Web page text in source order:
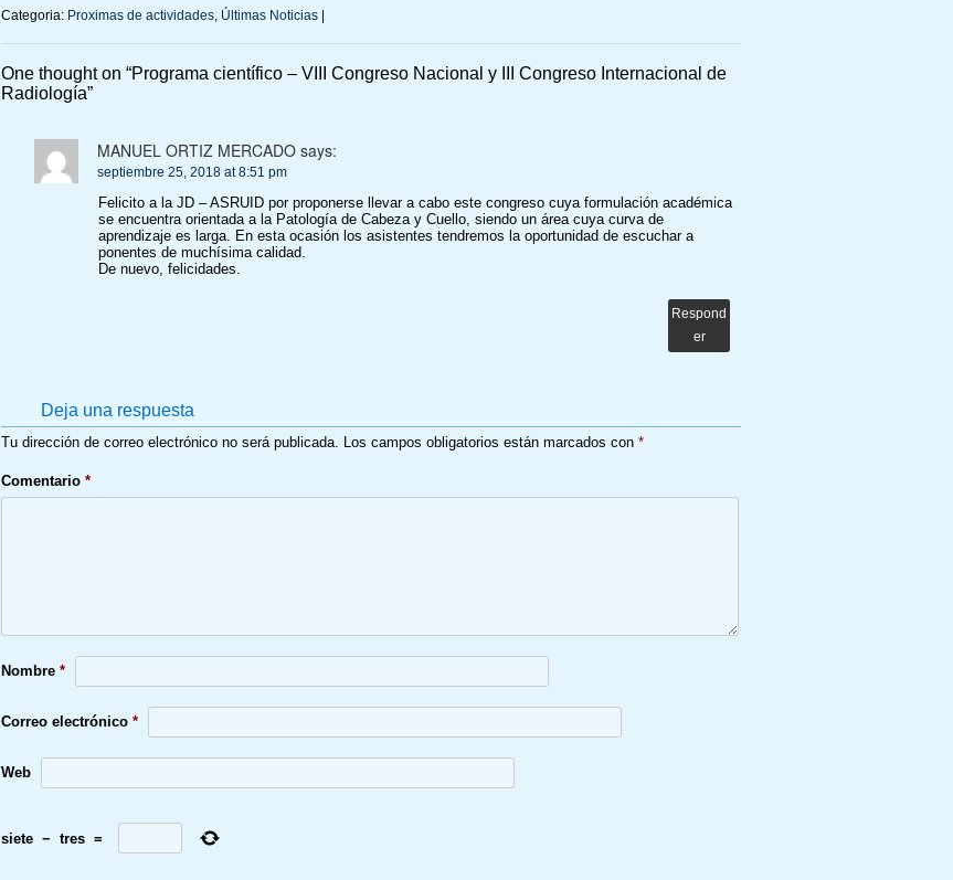
Categoria: Proximas de actividades, Últimas Noticias|
One thought on “Programa científico – VIII Congreso Nacional y III Congreso Internacional de
Radiología”
MANUEL ORTIZ MERCADO says:
septiembre 25, 2018 at 8:51 pm
Felicito a la JD – ASRUID por proponerse llevar a cabo este congreso cuya formulación académica
se encuentra orientada a la Patología de Cabeza y Cuello, siendo un área cuya curva de
aprendizaje es larga. En esta ocasión los asistentes tendremos la oportunidad de escuchar a
ponentes de muchísima calidad.
De nuevo, felicidades.
Respond
er
Deja una respuesta
Tu dirección de correo electrónico no será publicada. Los campos obligatorios están marcados con *
Comentario *
Nombre *
Correo electrónico *
Web
siete − tres =